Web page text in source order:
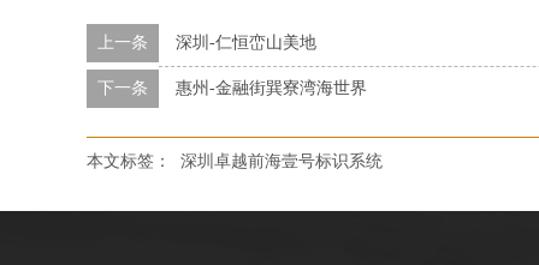
上一条 深圳-仁恒峦山美地
下一条 惠州-金融街巽寮湾海世界
本文标签： 深圳卓越前海壹号标识系统